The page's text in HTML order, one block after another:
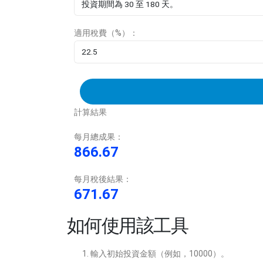
適用稅費（%）：
計算結果
每月總成果：
866.67
每月稅後結果：
671.67
如何使用該工具
輸入初始投資金額（例如，10000）。